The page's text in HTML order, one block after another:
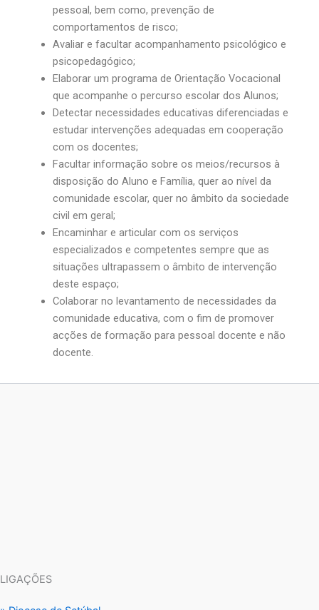
pessoal, bem como, prevenção de
comportamentos de risco;
Avaliar e facultar acompanhamento psicológico e
psicopedagógico;
Elaborar um programa de Orientação Vocacional
que acompanhe o percurso escolar dos Alunos;
Detectar necessidades educativas diferenciadas e
estudar intervenções adequadas em cooperação
com os docentes;
Facultar informação sobre os meios/recursos à
disposição do Aluno e Família, quer ao nível da
comunidade escolar, quer no âmbito da sociedade
civil em geral;
Encaminhar e articular com os serviços
especializados e competentes sempre que as
situações ultrapassem o âmbito de intervenção
deste espaço;
Colaborar no levantamento de necessidades da
comunidade educativa, com o fim de promover
acções de formação para pessoal docente e não
docente.
LIGAÇÕES